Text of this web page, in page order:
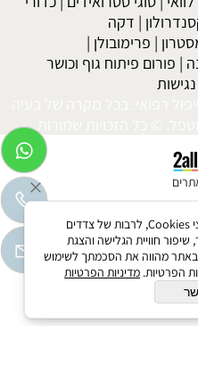
| דקה
| פרימובולן |
| פורום פיתוח גוף וכושר
רפואי. בכל מקרה של בעיה
© כל הזכויות שמורות.
לידיעתך, באתרנו נעשה שימוש בקבצי Cookies, לרבות של צדדים
חוויית הגלישה והצגת
מהווה את הסכמתך לשימוש
הפרטיות. מדיניות הפרטיות